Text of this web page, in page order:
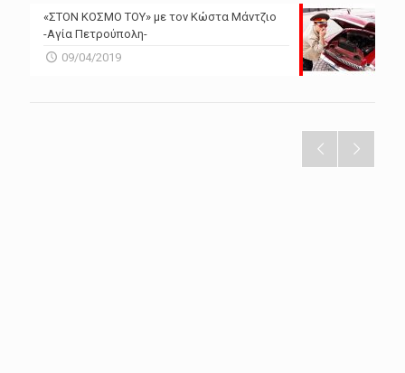
«ΣΤΟΝ ΚΟΣΜΟ ΤΟΥ» με τον Κώστα Μάντζιο
-Αγία Πετρούπολη-
09/04/2019